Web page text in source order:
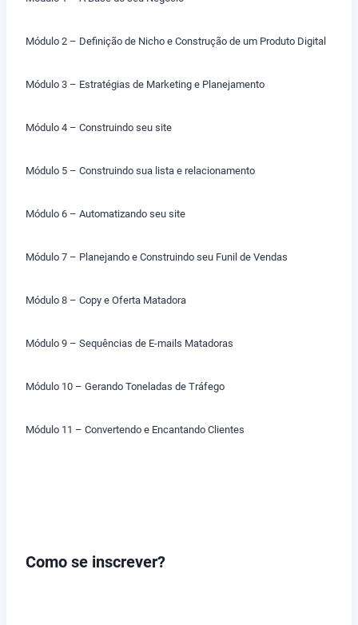
Módulo 2 – Definição de Nicho e Construção de um Produto Digital
Módulo 3 – Estratégias de Marketing e Planejamento
Módulo 4 – Construindo seu site
Módulo 5 – Construindo sua lista e relacionamento
Módulo 6 – Automatizando seu site
Módulo 7 – Planejando e Construindo seu Funil de Vendas
Módulo 8 – Copy e Oferta Matadora
Módulo 9 – Sequências de E-mails Matadoras
Módulo 10 – Gerando Toneladas de Tráfego
Módulo 11 – Convertendo e Encantando Clientes
Como se inscrever?